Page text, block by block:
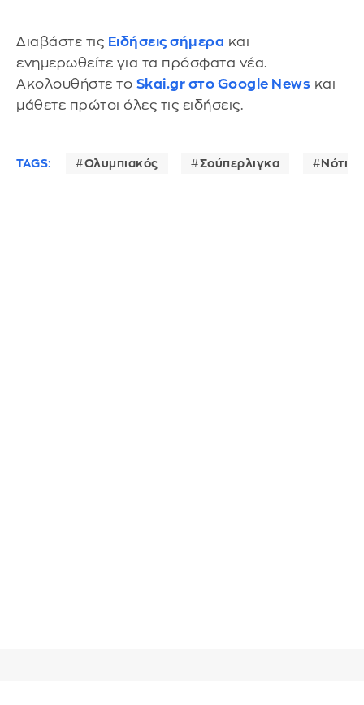
Διαβάστε τις Ειδήσεις σήμερα και
ενημερωθείτε για τα πρόσφατα νέα.
Ακολουθήστε το Skai.gr στο Google News και
μάθετε πρώτοι όλες τις ειδήσεις.
TAGS: Ολυμπιακός Σούπερλιγκα